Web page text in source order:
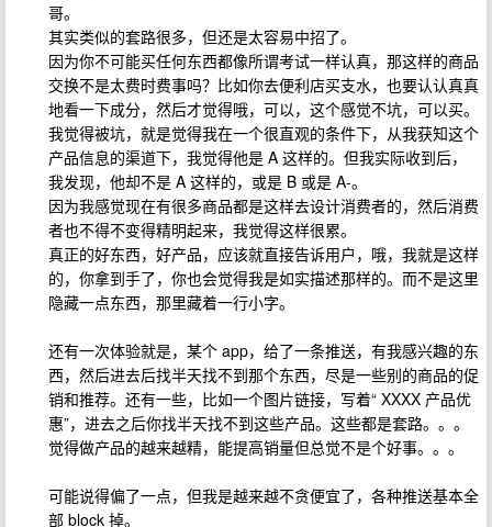
哥。
其实类似的套路很多，但还是太容易中招了。
因为你不可能买任何东西都像所谓考试一样认真，那这样的商品
交换不是太费时费事吗？比如你去便利店买支水，也要认认真真
地看一下成分，然后才觉得哦，可以，这个感觉不坑，可以买。
我觉得被坑，就是觉得我在一个很直观的条件下，从我获知这个
产品信息的渠道下，我觉得他是 A 这样的。但我实际收到后，
我发现，他却不是 A 这样的，或是 B 或是 A-。
因为我感觉现在有很多商品都是这样去设计消费者的，然后消费
者也不得不变得精明起来，我觉得这样很累。
真正的好东西，好产品，应该就直接告诉用户，哦，我就是这样
的，你拿到手了，你也会觉得我是如实描述那样的。而不是这里
隐藏一点东西，那里藏着一行小字。
还有一次体验就是，某个 app，给了一条推送，有我感兴趣的东
西，然后进去后找半天找不到那个东西，尽是一些别的商品的促
销和推荐。还有一些，比如一个图片链接，写着“ XXXX 产品优
惠”，进去之后你找半天找不到这些产品。这些都是套路。。。
觉得做产品的越来越精，能提高销量但总觉不是个好事。。。
可能说得偏了一点，但我是越来越不贪便宜了，各种推送基本全
部 block 掉。